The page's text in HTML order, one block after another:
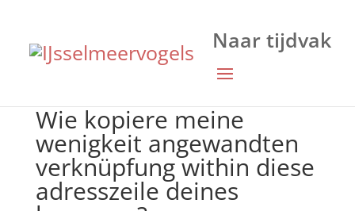
Wie kopiere meine
wenigkeit angewandten
verknüpfung within diese
adresszeile deines